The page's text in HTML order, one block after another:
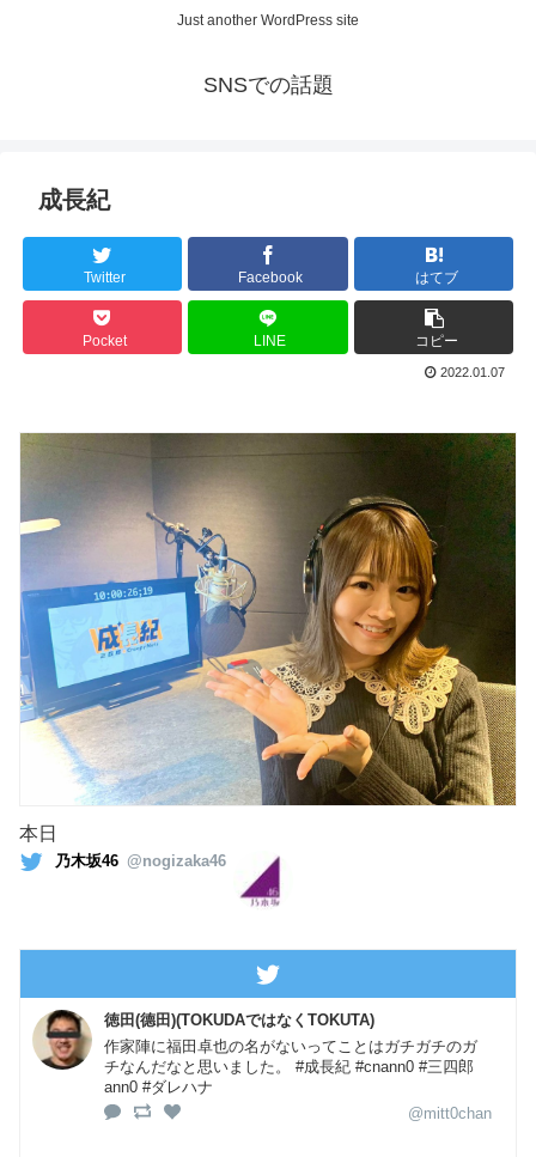
Just another WordPress site
SNSでの話題
成長紀
Twitter Facebook はてブ
Pocket LINE コピー
2022.01.07
本日
乃木坂46 @nogizaka46
徳田(德田)(TOKUDAではなくTOKUTA)
作家陣に福田卓也の名がないってことはガチガチのガ
チなんだなと思いました。 #成長紀 #cnann0 #三四郎
ann0 #ダレハナ
@mitt0chan